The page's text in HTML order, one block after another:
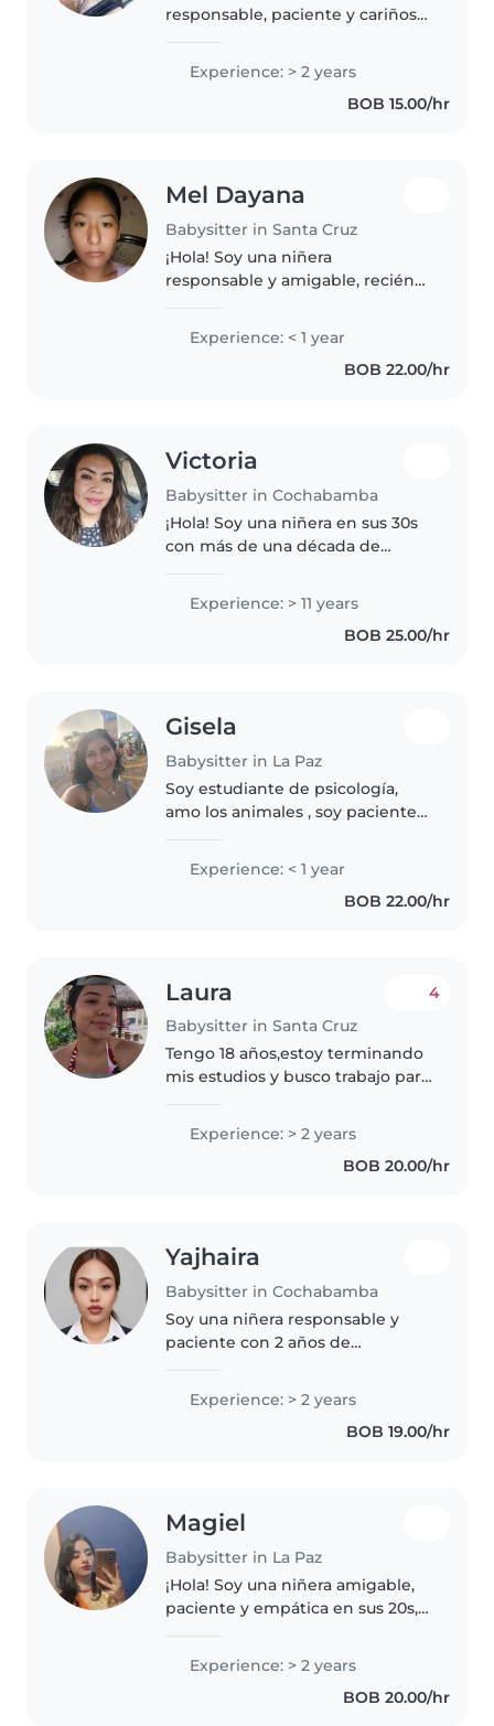
responsable, paciente y cariñosa
ambiente seguro, divertido y
educativo donde puedan
aprender y desarrollarse. Tengo
Experience: > 2 years
BOB 15.00/hr
Mel Dayana
Babysitter in Santa Cruz
¡Hola! Soy una niñera
responsable y amigable, recién
cuidar a tus hijos con cariño y
dedicación. Tengo experiencia
con niños en edad preescolar y
Experience: < 1 year
BOB 22.00/hr
Victoria
Babysitter in Cochabamba
¡Hola! Soy una niñera en sus 30s
con más de una década de
todas las edades. Me encanta
leer cuentos, dibujar y jugar con
los niños. También puedo
Experience: > 11 years
BOB 25.00/hr
Gisela
Babysitter in La Paz
Soy estudiante de psicología,
amo los animales , soy paciente y
Experience: < 1 year
BOB 22.00/hr
Laura
Babysitter in Santa Cruz
4
Tengo 18 años,estoy terminando
mis estudios y busco trabajo para
experiencia al cuidar niños , me
gustan lo niños ,tengo paciencia
Experience: > 2 years
BOB 20.00/hr
Yajhaira
Babysitter in Cochabamba
Soy una niñera responsable y
paciente con 2 años de
edad preescolar y en edad de
guardería. Me encanta leer
cuentos, dibujar y hacer
Experience: > 2 years
BOB 19.00/hr
Magiel
Babysitter in La Paz
¡Hola! Soy una niñera amigable,
paciente y empática en sus 20s,
cuidando niños en edad de
guardería. Me encanta dibujar,
Experience: > 2 years
BOB 20.00/hr